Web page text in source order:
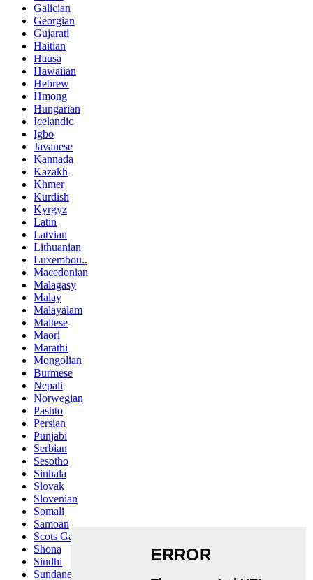
Galician
Georgian
Gujarati
Haitian
Hausa
Hawaiian
Hebrew
Hmong
Hungarian
Icelandic
Igbo
Javanese
Kannada
Kazakh
Khmer
Kurdish
Kyrgyz
Latin
Latvian
Lithuanian
Luxembou..
Macedonian
Malagasy
Malay
Malayalam
Maltese
Maori
Marathi
Mongolian
Burmese
Nepali
Norwegian
Pashto
Persian
Punjabi
Serbian
Sesotho
Sinhala
Slovak
Slovenian
Somali
Samoan
Scots Gaelic
Shona
Sindhi
Sundanese